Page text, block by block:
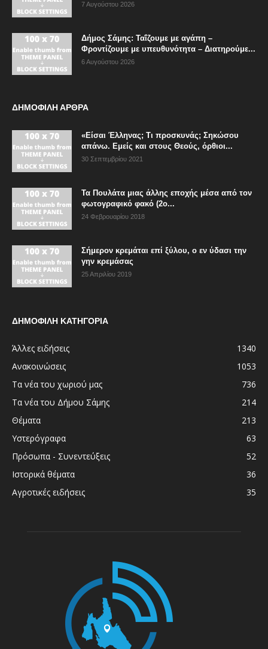
7 Αυγούστου 2026
Δήμος Σάμης: Ταΐζουμε με αγάπη –
Φροντίζουμε με υπευθυνότητα – Διατηρούμε...
6 Αυγούστου 2026
ΔΗΜΟΦΙΛΗ ΑΡΘΡΑ
«Είσαι Έλληνας; Τι προσκυνάς; Σηκώσου
απάνω. Εμείς και στους Θεούς, όρθιοι...
30 Σεπτεμβρίου 2021
Τα Πουλάτα μιας άλλης εποχής μέσα από τον
φωτογραφικό φακό (2ο...
24 Φεβρουαρίου 2018
Σήμερον κρεμάται επί ξύλου, ο εν ύδασι την
γην κρεμάσας
25 Απριλίου 2019
ΔΗΜΟΦΙΛΗ ΚΑΤΗΓΟΡΙΑ
Άλλες ειδήσεις
1340
Ανακοινώσεις
1053
Τα νέα του χωριού μας
736
Τα νέα του Δήμου Σάμης
214
Θέματα
213
Υστερόγραφα
63
Πρόσωπα - Συνεντεύξεις
52
Ιστορικά θέματα
36
Αγροτικές ειδήσεις
35